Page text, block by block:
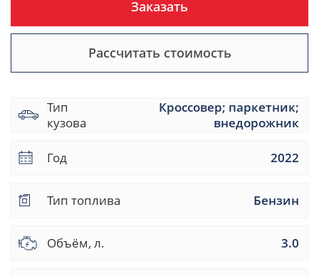
Заказать
Рассчитать стоимость
Тип
кузова
Кроссовер; паркетник;
внедорожник
Год 2022
Тип топлива Бензин
Объём, л. 3.0